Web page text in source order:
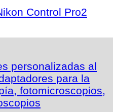
Control Pro2
personalizadas al
para la
fotomicroscopios,